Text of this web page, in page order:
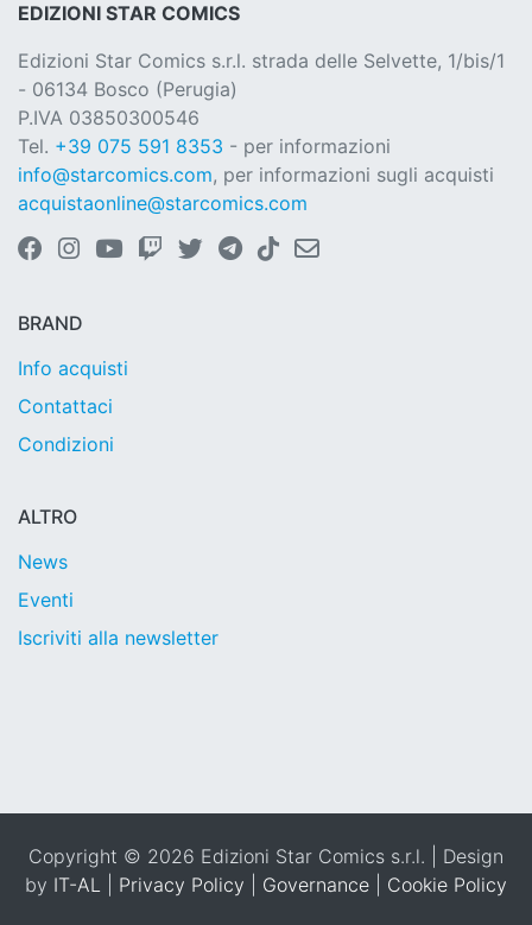
EDIZIONI STAR COMICS
Edizioni Star Comics s.r.l. strada delle Selvette, 1/bis/1
- 06134 Bosco (Perugia)
P.IVA 03850300546
Tel. +39 075 591 8353 - per informazioni
info@starcomics.com, per informazioni sugli acquisti
acquistaonline@starcomics.com
BRAND
Info acquisti
Contattaci
Condizioni
ALTRO
News
Eventi
Iscriviti alla newsletter
Copyright © 2026 Edizioni Star Comics s.r.l. | Design
by IT-AL Privacy Policy Governance Cookie Policy